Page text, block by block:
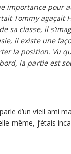
importance pour
Tommy agaçait
sa classe, il
il existe une
la position. Vu
la partie est
d’un vieil ami
même, j’étais